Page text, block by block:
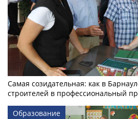
Самая созидательная: как в
строителей в профессиональный
Образование